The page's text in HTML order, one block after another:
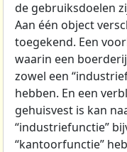
de gebruiksdoelen
Aan één object
toegekend. Een
waarin een
zowel een
hebben. En een
gehuisvest is kan
“industriefunctie”
“kantoorfunctie”